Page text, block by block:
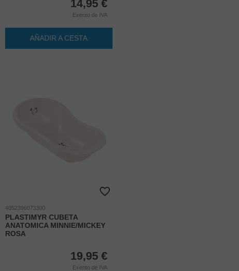
14,95 €
Exento de IVA
AÑADIR A CESTA
4052396073300
PLASTIMYR CUBETA
ANATOMICA MINNIE/MICKEY
ROSA
19,95 €
Exento de IVA